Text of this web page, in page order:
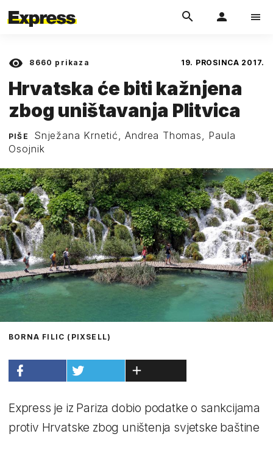
8660 prikaza 19. PROSINCA 2017.
Hrvatska će biti kažnjena
zbog uništavanja Plitvica
PIŠE
Snježana Krnetić, Andrea Thomas, Paula
Osojnik
BORNA FILIC (PIXSELL)
Express je iz Pariza dobio podatke o sankcijama
protiv Hrvatske zbog uništenja svjetske baštine